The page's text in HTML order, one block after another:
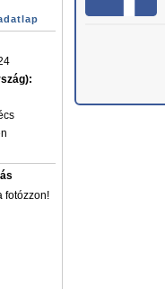
fotózzon!